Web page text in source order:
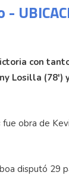
con
Losilla (78')
obra de
disputó 29